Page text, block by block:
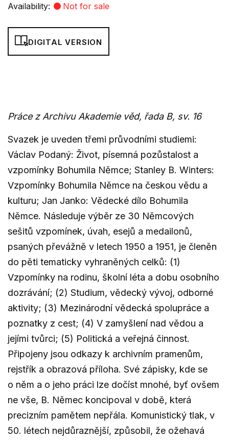
Availability: Not for sale
DIGITAL VERSION
Práce z Archivu Akademie věd, řada B, sv. 16
Svazek je uveden třemi průvodními studiemi:
Václav Podaný: Život, písemná pozůstalost a
vzpomínky Bohumila Němce; Stanley B. Winters:
Vzpomínky Bohumila Němce na českou vědu a
kulturu; Jan Janko: Vědecké dílo Bohumila
Němce. Následuje výběr ze 30 Němcových
sešitů vzpomínek, úvah, esejů a medailonů,
psaných převážně v letech 1950 a 1951, je členěn
do pěti tematicky vyhraněných celků: (1)
Vzpomínky na rodinu, školní léta a dobu osobního
dozrávání; (2) Studium, vědecký vývoj, odborné
aktivity; (3) Mezinárodní vědecká spolupráce a
poznatky z cest; (4) V zamyšlení nad vědou a
jejími tvůrci; (5) Politická a veřejná činnost.
Připojeny jsou odkazy k archivním pramenům,
rejstřík a obrazová příloha. Své zápisky, kde se
o něm a o jeho práci lze dočíst mnohé, byť ovšem
ne vše, B. Němec koncipoval v době, která
precizním pamětem nepřála. Komunistický tlak, v
50. létech nejdůraznější, způsobil, že ožehavá